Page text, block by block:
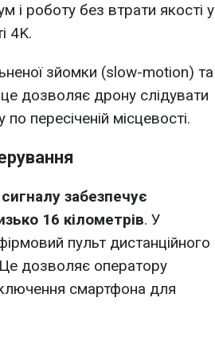
і роботу без втрати якості у
4K.
зйомки (slow-motion) та
дозволяє дрону слідувати
пересіченій місцевості.
забезпечує
16 кілометрів. У
пульт дистанційного
дозволяє оператору
смартфона для